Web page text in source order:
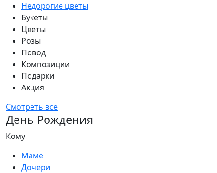
Недорогие цветы
Букеты
Цветы
Розы
Повод
Композиции
Подарки
Акция
Смотреть все
День Рождения
Кому
Маме
Дочери